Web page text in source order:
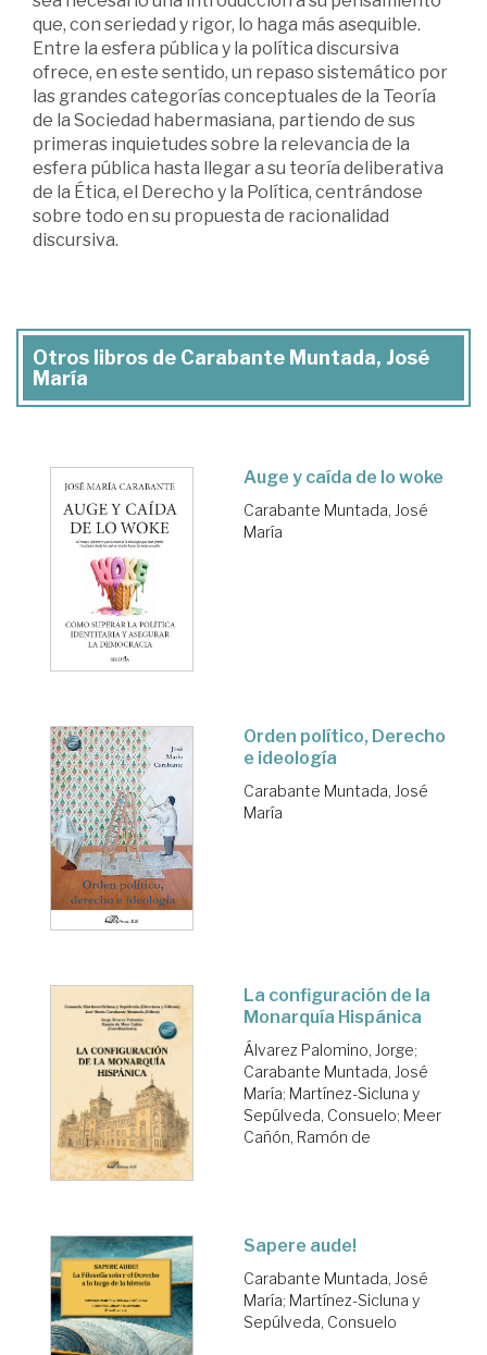
que, con seriedad y rigor, lo haga más asequible.
Entre la esfera pública y la política discursiva
ofrece, en este sentido, un repaso sistemático por
las grandes categorías conceptuales de la Teoría
de la Sociedad habermasiana, partiendo de sus
primeras inquietudes sobre la relevancia de la
esfera pública hasta llegar a su teoría deliberativa
de la Ética, el Derecho y la Política, centrándose
sobre todo en su propuesta de racionalidad
discursiva.
Otros libros de Carabante Muntada, José
María
Auge y caída de lo woke
Carabante Muntada, José
María
Orden político, Derecho
e ideología
Carabante Muntada, José
María
La configuración de la
Monarquía Hispánica
Álvarez Palomino, Jorge;
Carabante Muntada, José
María; Martínez-Sicluna y
Sepúlveda, Consuelo; Meer
Cañón, Ramón de
Sapere aude!
Carabante Muntada, José
María; Martínez-Sicluna y
Sepúlveda, Consuelo